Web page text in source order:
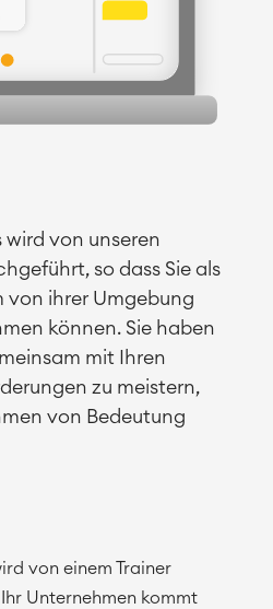
wird von unseren
so dass Sie als
von ihrer Umgebung
können. Sie haben
mit Ihren
zu meistern,
von Bedeutung
von einem Trainer
Unternehmen kommt